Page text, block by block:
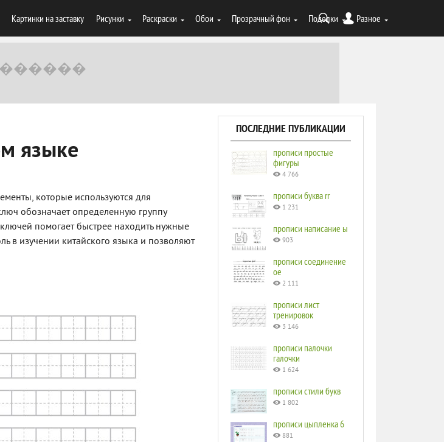
Картинки на заставку Рисунки Раскраски Обои Прозрачный фон Поделки Разное
языке
которые используются для
обозначает определенную группу
помогает быстрее находить нужные
в изучении китайского языка и позволяют
ПОСЛЕДНИЕ ПУБЛИКАЦИИ
прописи простые
фигуры
4 766
прописи буква rr
1 231
прописи написание ы
903
прописи соединение
ое
2 111
прописи лист
тренировок
3 146
прописи палочки
галочки
1 624
прописи стили букв
1 802
прописи цыпленка 6
881